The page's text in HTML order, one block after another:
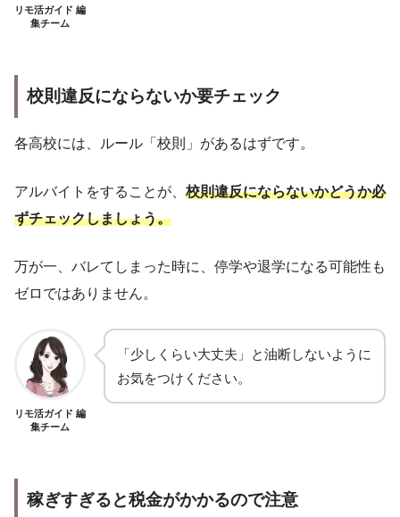
リモ活ガイド 編
集チーム
校則違反にならないか要チェック
各高校には、ルール「校則」があるはずです。
アルバイトをすることが、 校則違反にならないかどうか必
ずチェックしましょう。
万が一、バレてしまった時に、停学や退学になる可能性も
ゼロではありません。
リモ活ガイド 編
集チーム
「少しくらい大丈夫」と油断しないように
お気をつけください。
稼ぎすぎると税金がかかるので注意